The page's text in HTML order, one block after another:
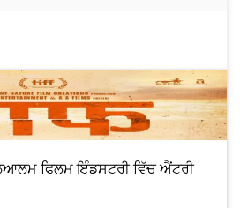
ਫਿਲਮ ਇੰਡਸਟਰੀ ਵਿੱਚ ਐਂਟਰੀ